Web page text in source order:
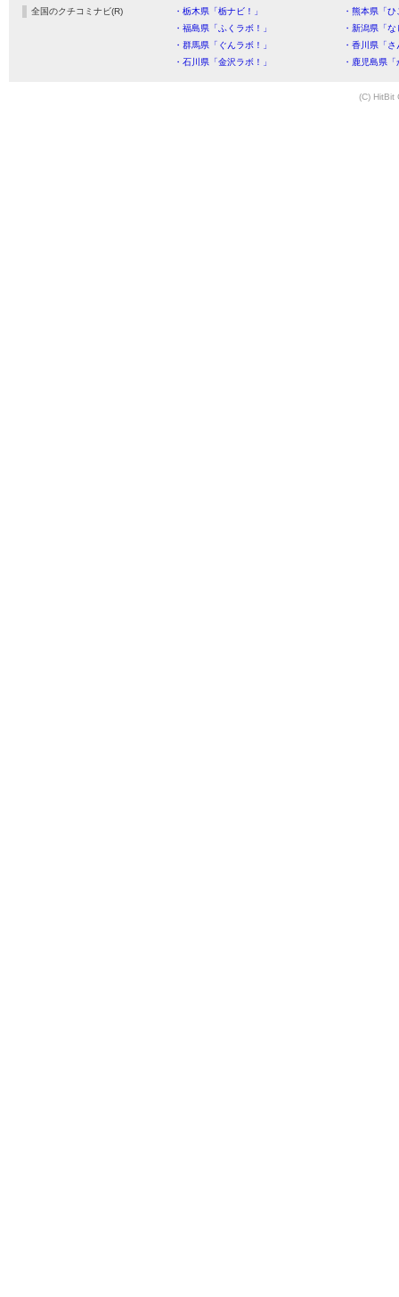
全国のクチコミナビ(R) ・栃木県「栃ナビ！」
・熊本県「
・福島県「ふくラボ！」
・新潟県「
・群馬県「ぐんラボ！」
・香川県「
・石川県「金沢ラボ！」
・鹿児島県
(C) HitBit